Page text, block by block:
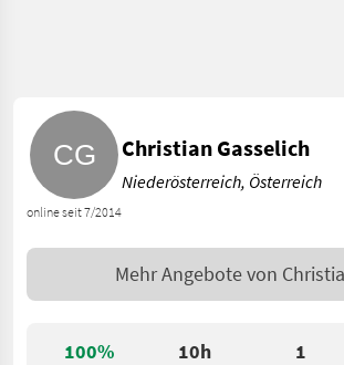
100% 10h 1
online seit 7/2014
Christian Gasselich
Niederösterreich, Österreich
Mehr Angebote von